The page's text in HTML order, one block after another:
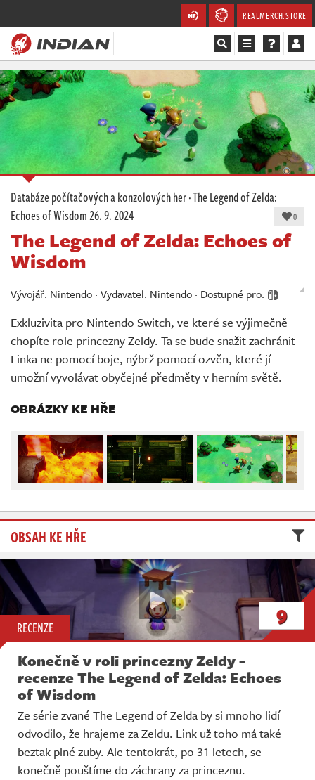
REALMERCH.STORE
Magazín
Recenze
Videa
Soutěže
Databáze
Komunita
Redakce
Živě
Databáze počítačových a konzolových her·The Legend of Zelda:
Echoes of Wisdom26. 9. 2024 0
The Legend of Zelda: Echoes of
Wisdom
Vývojář: Nintendo · Vydavatel: Nintendo · Dostupné pro:
Exkluzivita pro Nintendo Switch, ve které se výjimečně
chopíte role princezny Zeldy. Ta se bude snažit zachránit
Linka ne pomocí boje, nýbrž pomocí ozvěn, které jí
umožní vyvolávat obyčejné předměty v herním světě.
OBRÁZKY KE HŘE
OBSAH KE HŘE
RECENZE 9
Konečně v roli princezny Zeldy -
recenze The Legend of Zelda: Echoes
of Wisdom
Ze série zvané The Legend of Zelda by si mnoho lidí
odvodilo, že hrajeme za Zeldu. Link už toho má také
beztak plné zuby. Ale tentokrát, po 31 letech, se
konečně pouštíme do záchrany za princeznu.